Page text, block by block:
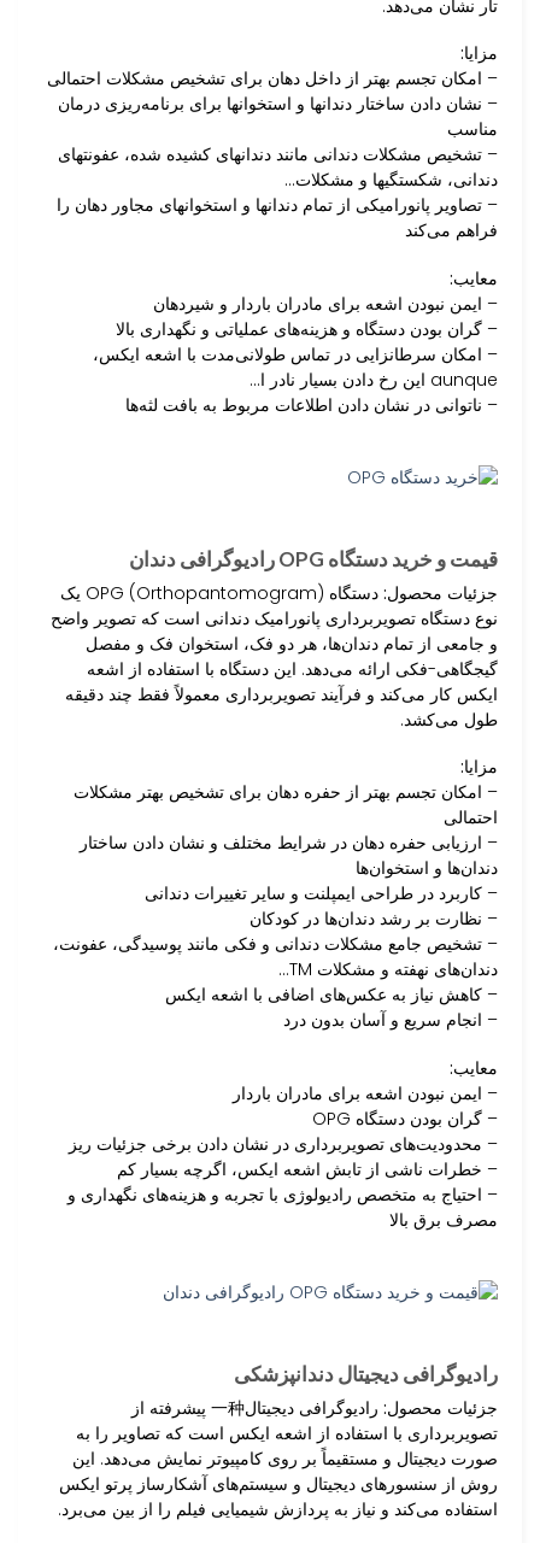
تار نشان می‌دهد.
مزایا:
– امکان تجسم بهتر از داخل دهان برای تشخیص مشکلات احتمالی
– نشان دادن ساختار دندانها و استخوانها برای برنامه‌ریزی درمان
مناسب
– تشخیص مشکلات دندانی مانند دندانهای کشیده شده، عفونتهای
دندانی، شکستگیها و مشکلات…
– تصاویر پانورامیکی از تمام دندانها و استخوانهای مجاور دهان را
فراهم می‌کند
معایب:
– ایمن نبودن اشعه برای مادران باردار و شیردهان
– گران بودن دستگاه و هزینه‌های عملیاتی و نگهداری بالا
– امکان سرطانزایی در تماس طولانی‌مدت با اشعه ایکس،
aunque این رخ دادن بسیار نادر ا…
– ناتوانی در نشان دادن اطلاعات مربوط به بافت لثه‌ها
قیمت و خرید دستگاه OPG رادیوگرافی دندان
جزئیات محصول:
دستگاه OPG (Orthopantomogram) یک
نوع دستگاه تصویربرداری پانورامیک دندانی است که تصویر واضح
و جامعی از تمام دندان‌ها، هر دو فک، استخوان فک و مفصل
گیجگاهی-فکی ارائه می‌دهد. این دستگاه با استفاده از اشعه
ایکس کار می‌کند و فرآیند تصویربرداری معمولاً فقط چند دقیقه
طول می‌کشد.
مزایا:
– امکان تجسم بهتر از حفره دهان برای تشخیص بهتر مشکلات
احتمالی
– ارزیابی حفره دهان در شرایط مختلف و نشان دادن ساختار
دندان‌ها و استخوان‌ها
– کاربرد در طراحی ایمپلنت و سایر تغییرات دندانی
– نظارت بر رشد دندان‌ها در کودکان
– تشخیص جامع مشکلات دندانی و فکی مانند پوسیدگی، عفونت،
دندان‌های نهفته و مشکلات TM…
– کاهش نیاز به عکس‌های اضافی با اشعه ایکس
– انجام سریع و آسان بدون درد
معایب:
– ایمن نبودن اشعه برای مادران باردار
– گران بودن دستگاه OPG
– محدودیت‌های تصویربرداری در نشان دادن برخی جزئیات ریز
– خطرات ناشی از تابش اشعه ایکس، اگرچه بسیار کم
– احتیاج به متخصص رادیولوژی با تجربه و هزینه‌های نگهداری و
مصرف برق بالا
رادیوگرافی دیجیتال دندانپزشکی
جزئیات محصول:
رادیوگرافی دیجیتال一种 پیشرفته از
تصویربرداری با استفاده از اشعه ایکس است که تصاویر را به
صورت دیجیتال و مستقیماً بر روی کامپیوتر نمایش می‌دهد. این
روش از سنسورهای دیجیتال و سیستم‌های آشکارساز پرتو ایکس
استفاده می‌کند و نیاز به پردازش شیمیایی فیلم را از بین می‌برد.